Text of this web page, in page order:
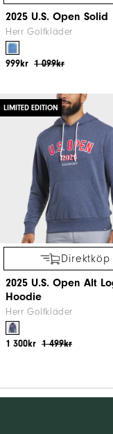
2025 U.S. Open Solid
Herr Golfkläder
1 099kr
999kr
LIMITED EDITION
Direktköp
2025 U.S. Open Alt
Hoodie
Herr Golfkläder
1 499kr
1 300kr